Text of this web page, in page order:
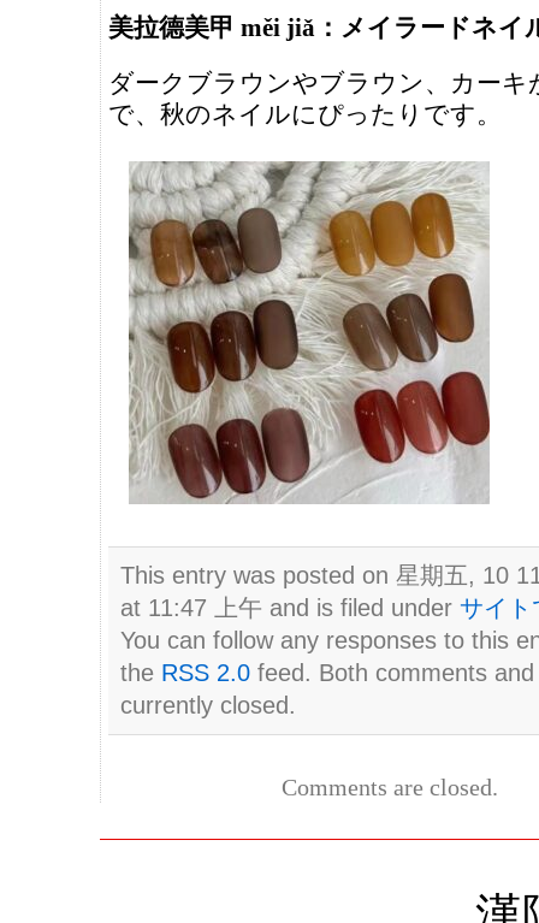
美拉德美甲 měi jiǎ：メイラードネイ
ダークブラウンやブラウン、カーキ
で、秋のネイルにぴったりです。
This entry was posted on 星期五, 10
at 11:47 上午 and is filed under サイト
You can follow any responses to this
the RSS 2.0feed. Both comments and
currently closed.
Comments are closed.